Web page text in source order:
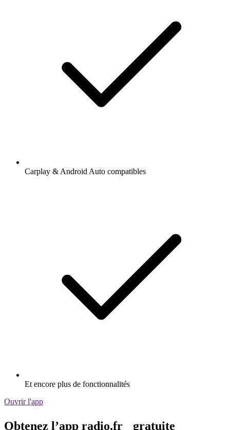
Carplay & Android Auto compatibles
Et encore plus de fonctionnalités
Ouvrir l'app
Obtenez l’app radio.fr gratuite